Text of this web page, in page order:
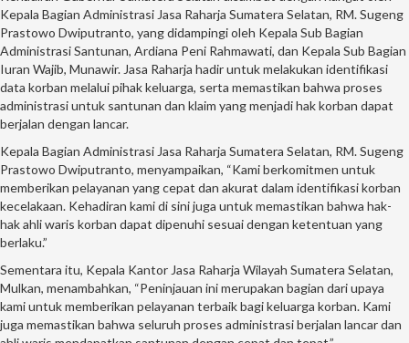
Kepala Bagian Administrasi Jasa Raharja Sumatera Selatan, RM. Sugeng
Prastowo Dwiputranto, yang didampingi oleh Kepala Sub Bagian
Administrasi Santunan, Ardiana Peni Rahmawati, dan Kepala Sub Bagian
Iuran Wajib, Munawir. Jasa Raharja hadir untuk melakukan identifikasi
data korban melalui pihak keluarga, serta memastikan bahwa proses
administrasi untuk santunan dan klaim yang menjadi hak korban dapat
berjalan dengan lancar.
Kepala Bagian Administrasi Jasa Raharja Sumatera Selatan, RM. Sugeng
Prastowo Dwiputranto, menyampaikan, “Kami berkomitmen untuk
memberikan pelayanan yang cepat dan akurat dalam identifikasi korban
kecelakaan. Kehadiran kami di sini juga untuk memastikan bahwa hak-
hak ahli waris korban dapat dipenuhi sesuai dengan ketentuan yang
berlaku.”
Sementara itu, Kepala Kantor Jasa Raharja Wilayah Sumatera Selatan,
Mulkan, menambahkan, “Peninjauan ini merupakan bagian dari upaya
kami untuk memberikan pelayanan terbaik bagi keluarga korban. Kami
juga memastikan bahwa seluruh proses administrasi berjalan lancar dan